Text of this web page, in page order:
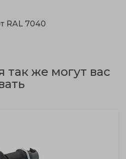
RAL 7040
так же могут вас